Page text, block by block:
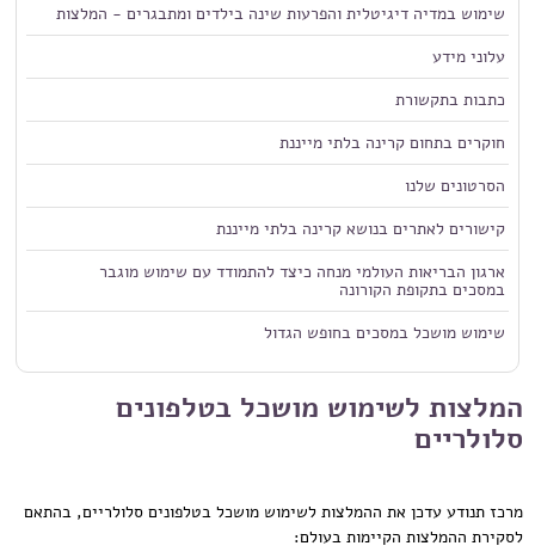
שימוש במדיה דיגיטלית והפרעות שינה בילדים ומתבגרים - המלצות
עלוני מידע
כתבות בתקשורת
חוקרים בתחום קרינה בלתי מייננת
הסרטונים שלנו
קישורים לאתרים בנושא קרינה בלתי מייננת
ארגון הבריאות העולמי מנחה כיצד להתמודד עם שימוש מוגבר
במסכים בתקופת הקורונה
שימוש מושכל במסכים בחופש הגדול
המלצות לשימוש מושכל בטלפונים
סלולריים
מרכז תנודע עדכן את ההמלצות לשימוש מושכל בטלפונים סלולריים, בהתאם
לסקירת ההמלצות הקיימות בעולם: